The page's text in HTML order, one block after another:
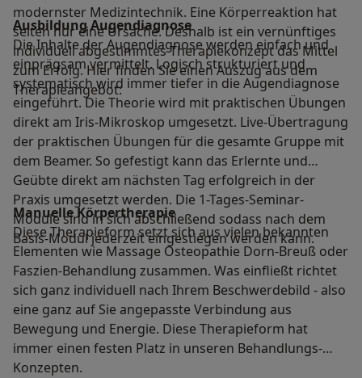
modernster Medizintechnik. Eine Körperreaktion hat
selten nur eine Ursache. Deshalb ist ein vernünftiges
individuell abgestimmtes Therapiekonzept das Mittel
zum Erfolg. Hier finden Sie einen Auszug aus dem
Therapieangebot:
Ausbildung Augendiagnose
Die Inhalte der Augendiagnose werden einfach und
einprägsam vermittelt. Logisch strukturiert und
systematisch wird immer tiefer in die Augendiagnose
eingeführt. Die Theorie wird mit praktischen Übungen
direkt am Iris-Mikroskop umgesetzt. Live-Übertragung
der praktischen Übungen für die gesamte Gruppe mit
dem Beamer. So gefestigt kann das Erlernte und
Geübte direkt am nächsten Tag erfolgreich in der
Praxis umgesetzt werden. Die 1-Tages-Seminar-
Module sind in sich abschließend sodass nach dem
Basis-Modul jederzeit eingestiegen werden kann.
Manuelle Körpertherapie
Diese Therapieform setzt sich aus vielen bekannten
Elementen wie Massage Osteopathie Dorn-Breuß oder
Faszien-Behandlung zusammen. Was einfließt richtet
sich ganz individuell nach Ihrem Beschwerdebild - also
eine ganz auf Sie angepasste Verbindung aus
Bewegung und Energie. Diese Therapieform hat
immer einen festen Platz in unseren Behandlungs-
Konzepten.